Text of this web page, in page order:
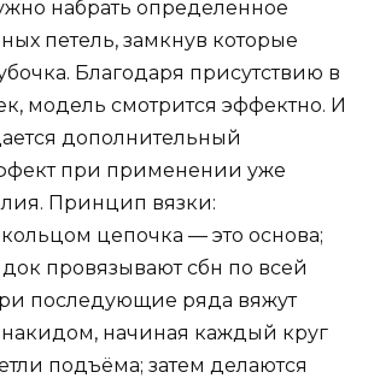
набрать определенное
петель, замкнув которые
Благодаря присутствию в
модель смотрится эффектно. И
дополнительный
при применении уже
Принцип вязки:
цепочка — это основа;
провязывают сбн по всей
последующие ряда вяжут
начиная каждый круг
подъёма; затем делаются